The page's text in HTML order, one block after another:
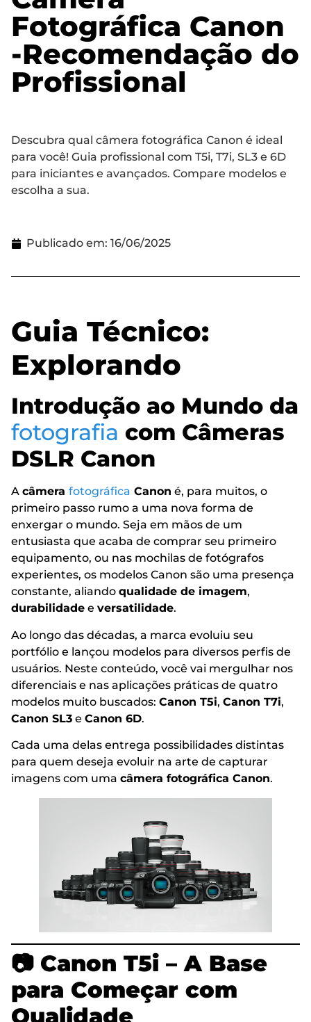
Fotográfica Canon
-Recomendação do
Profissional
Descubra qual câmera fotográfica Canon é ideal
para você! Guia profissional com T5i, T7i, SL3 e 6D
para iniciantes e avançados. Compare modelos e
escolha a sua.
Publicado em: 16/06/2025
Guia Técnico:
Explorando
Introdução ao Mundo da
fotografia com Câmeras
DSLR Canon
A câmera fotográfica Canon é, para muitos, o
primeiro passo rumo a uma nova forma de
enxergar o mundo. Seja em mãos de um
entusiasta que acaba de comprar seu primeiro
equipamento, ou nas mochilas de fotógrafos
experientes, os modelos Canon são uma presença
constante, aliando qualidade de imagem,
durabilidade e versatilidade.
Ao longo das décadas, a marca evoluiu seu
portfólio e lançou modelos para diversos perfis de
usuários. Neste conteúdo, você vai mergulhar nos
diferenciais e nas aplicações práticas de quatro
modelos muito buscados: Canon T5i, Canon T7i,
Canon SL3 e Canon 6D.
Cada uma delas entrega possibilidades distintas
para quem deseja evoluir na arte de capturar
imagens com uma câmera fotográfica Canon.
📷 Canon T5i – A Base
para Começar com
Qualidade